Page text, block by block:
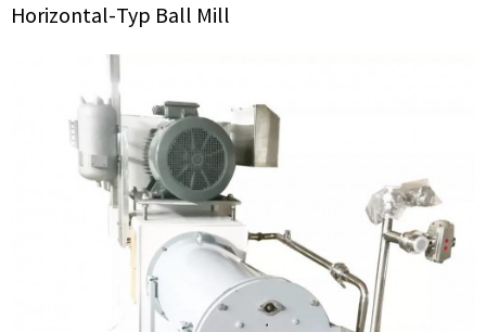
Horizontal-Typ Ball Mill